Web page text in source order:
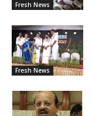
Fresh News
Fresh News